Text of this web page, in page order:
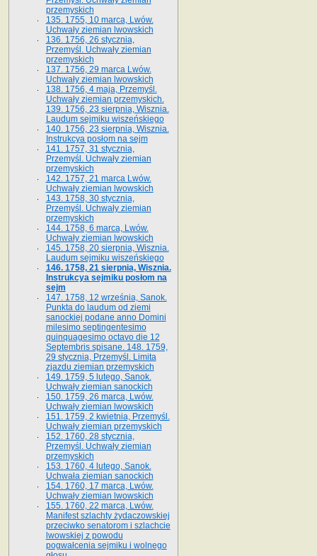
przemyskich
135. 1755, 10 marca, Lwów.
Uchwały ziemian lwowskich
136. 1756, 26 stycznia,
Przemyśl. Uchwały ziemian
przemyskich
137. 1756, 29 marca Lwów.
Uchwały ziemian lwowskich
138. 1756, 4 maja, Przemyśl.
Uchwały ziemian przemyskich.
139. 1756, 23 sierpnia, Wisznia.
Laudum sejmiku wiszeńskiego
140. 1756, 23 sierpnia, Wisznia.
Instrukcya posłom na sejm
141. 1757, 31 stycznia,
Przemyśl. Uchwały ziemian
przemyskich
142. 1757, 21 marca Lwów.
Uchwały ziemian lwowskich
143. 1758, 30 stycznia,
Przemyśl. Uchwały ziemian
przemyskich
144. 1758, 6 marca, Lwów.
Uchwały ziemian lwowskich
145. 1758, 20 sierpnia, Wisznia.
Laudum sejmiku wiszeńskiego
146. 1758, 21 sierpnia, Wisznia.
Instrukcya sejmiku posłom na
sejm
147. 1758, 12 września, Sanok.
Punkta do laudum od ziemi
sanockiej podane anno Domini
milesimo septingentesimo
quinquagesimo octavo die 12
Septembris spisane. 148. 1759,
29 stycznia, Przemyśl. Limita
zjazdu ziemian przemyskich
149. 1759, 5 lutego, Sanok.
Uchwały ziemian sanockich
150. 1759, 26 marca, Lwów.
Uchwały ziemian lwowskich
151. 1759, 2 kwietnia, Przemyśl.
Uchwały ziemian przemyskich
152. 1760, 28 stycznia,
Przemyśl. Uchwały ziemian
przemyskich
153. 1760, 4 lutego, Sanok.
Uchwała ziemian sanockich
154. 1760, 17 marca, Lwów.
Uchwały ziemian lwowskich
155. 1760, 22 marca, Lwów.
Manifest szlachty żydaczowskiej
przeciwko senatorom i szlachcie
lwowskiej z po­wodu
pogwałcenia sejmiku i wolnego